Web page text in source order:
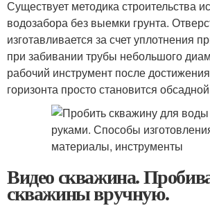
Существует методика строительства
водозабора без выемки грунта.
изготавливается за счет уплотнения
при забивании трубы небольшого
рабочий инструмент после
горизонта просто становится
Видео скважина.
скважины вручную.